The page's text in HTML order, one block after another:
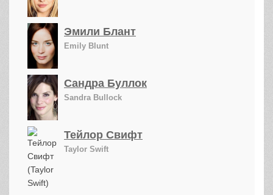
Эмили Блант
Emily Blunt
Сандра Буллок
Sandra Bullock
Тейлор Свифт
Taylor Swift